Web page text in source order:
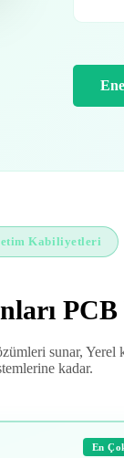
Kabiliyetleri
PCB
sunar,
kadar.
En